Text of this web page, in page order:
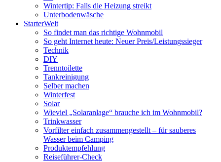
Wintertip: Falls die Heizung streikt
Unterbodenwäsche
StarterWelt
So findet man das richtige Wohnmobil
So geht Internet heute: Neuer Preis/Leistungssieger
Technik
DIY
Trenntoilette
Tankreinigung
Selber machen
Winterfest
Solar
Wieviel „Solaranlage“ brauche ich im Wohnmobil?
Trinkwasser
Vorfilter einfach zusammengestellt – für sauberes
Wasser beim Camping
Produktempfehlung
Reiseführer-Check